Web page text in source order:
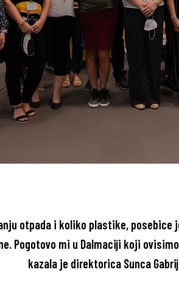
otpada i koliko plastike,
Pogotovo mi u Dalmaciji koji
kazala je direktorica Sunca